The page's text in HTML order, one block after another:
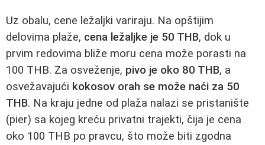
Uz obalu, cene ležaljki variraju. Na opštijim
delovima plaže, cena ležaljke je 50 THB, dok u
prvim redovima bliže moru cena može porasti na
100 THB. Za osveženje, pivo je oko 80 THB, a
osvežavajući kokosov orah se može naći za 50
THB. Na kraju jedne od plaža nalazi se pristanište
(pier) sa kojeg kreću privatni trajekti, čija je cena
oko 100 THB po pravcu, što može biti zgodna